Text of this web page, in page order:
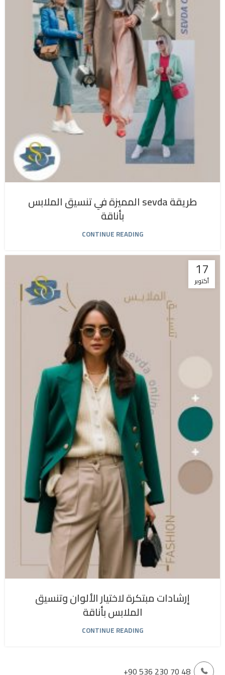
طريقة sevda المميزة في تنسيق الملابس
بأناقة
CONTINUE READING
17
أكتوبر
إرشادات مبتكرة لاختيار الألوان وتنسيق
الملابس بأناقة
CONTINUE READING
+90 536 230 70 48